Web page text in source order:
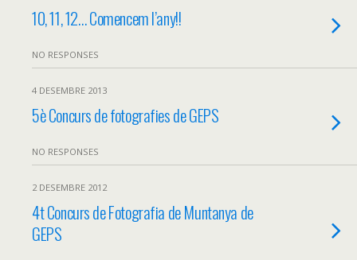
10, 11, 12… Comencem l’any!!
NO RESPONSES
4 DESEMBRE 2013
5è Concurs de fotografies de GEPS
NO RESPONSES
2 DESEMBRE 2012
4t Concurs de Fotografia de Muntanya de
GEPS